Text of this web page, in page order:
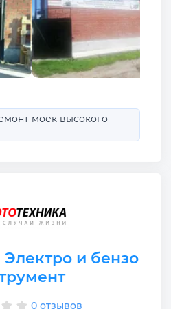
моек высокого
Электро и бензо
0 отзывов